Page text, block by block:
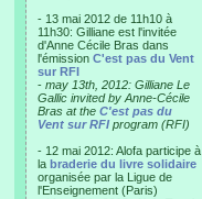
- 13 mai 2012 de 11h10 à
11h30: Gilliane est l'invitée
d'Anne Cécile Bras dans
l'émission C'est pas du Vent
sur RFI
- may 13th, 2012: Gilliane Le
Gallic invited by Anne-Cécile
Bras at the C'est pas du
Vent sur RFI program (RFI)
- 12 mai 2012: Alofa participe à
la braderie du livre solidaire
organisée par la Ligue de
l'Enseignement (Paris)